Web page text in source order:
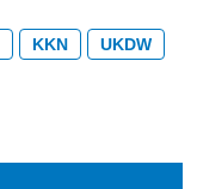
KKN
UKDW